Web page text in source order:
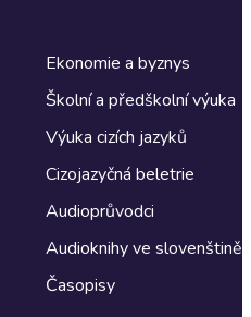
Ekonomie a byznys
Školní a předškolní výuka
Výuka cizích jazyků
Cizojazyčná beletrie
Audioprůvodci
Audioknihy ve slovenštině
Časopisy